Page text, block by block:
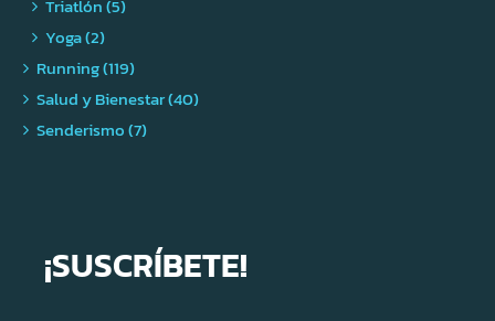
Triatlón (5)
Yoga (2)
Running (119)
Salud y Bienestar (40)
Senderismo (7)
¡SUSCRÍBETE!